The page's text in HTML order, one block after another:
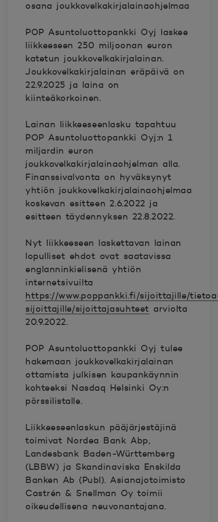
osana joukkovelkakirjalainaohjelmaa
POP Asuntoluottopankki Oyj laskee
liikkeeseen 250 miljoonan euron
katetun joukkovelkakirjalainan.
Joukkovelkakirjalainan eräpäivä on
22.9.2025 ja laina on
kiinteäkorkoinen.
Lainan liikkeeseenlasku tapahtuu
POP Asuntoluottopankki Oyj:n 1
miljardin euron
joukkovelkakirjalainaohjelman alla.
Finanssivalvonta on hyväksynyt
yhtiön joukkovelkakirjalainaohjelmaa
koskevan esitteen 2.6.2022 ja
esitteen täydennyksen 22.8.2022.
Nyt liikkeeseen laskettavan lainan
lopulliset ehdot ovat saatavissa
englanninkielisenä yhtiön
internetsivuilta
https://www.poppankki.fi/sijoittajille/
sijoittajille/sijoittajasuhteet arviolta
20.9.2022.
POP Asuntoluottopankki Oyj tulee
hakemaan joukkovelkakirjalainan
ottamista julkisen kaupankäynnin
kohteeksi Nasdaq Helsinki Oy:n
pörssilistalle.
Liikkeeseenlaskun pääjärjestäjinä
toimivat Nordea Bank Abp,
Landesbank Baden-Württemberg
(LBBW) ja Skandinaviska Enskilda
Banken Ab (Publ). Asianajotoimisto
Castrén & Snellman Oy toimii
oikeudellisena neuvonantajana.